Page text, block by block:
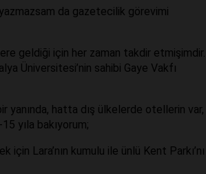
da gazetecilik görevimi
geldiği için her zaman takdir etmişimdir.
Üniversitesi’nin sahibi Gaye Vakfı
yanında, hatta dış ülkelerde otellerin var,
yıla bakıyorum;
Lara’nın kumulu ile ünlü Kent Parkı’nı